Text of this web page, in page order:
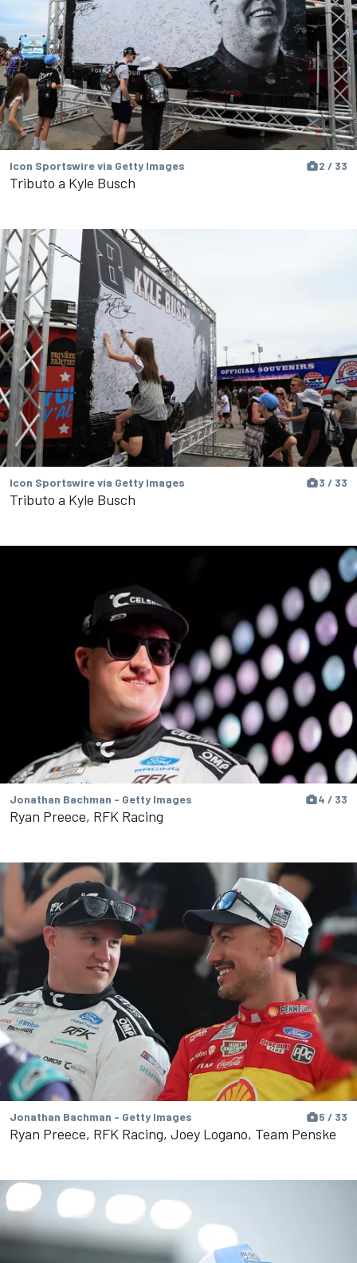
Icon Sportswire via Getty Images 2 / 33
Tributo a Kyle Busch
Icon Sportswire via Getty Images 3 / 33
Tributo a Kyle Busch
Jonathan Bachman - Getty Images 4 / 33
Ryan Preece, RFK Racing
Jonathan Bachman - Getty Images 5 / 33
Ryan Preece, RFK Racing, Joey Logano, Team Penske